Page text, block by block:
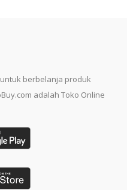
berbelanja produk
adalah Toko Online